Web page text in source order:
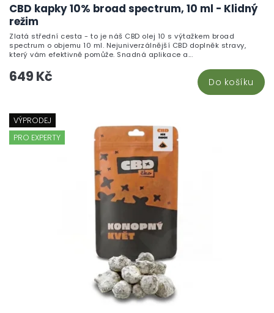
CBD kapky 10% broad spectrum, 10 ml - Klidný
režim
649 Kč Do košíku
Zlatá střední cesta - to je náš CBD olej 10 s výtažkem broad
spectrum o objemu 10 ml. Nejuniverzálnější CBD doplněk stravy,
který vám efektivně pomůže. Snadná aplikace a...
VÝPRODEJ
PRO EXPERTY